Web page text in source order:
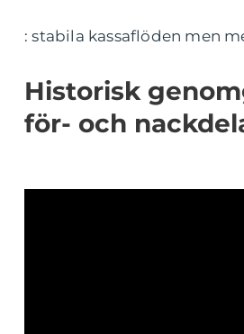
: stabila kassaflöden men
Historisk
för- och